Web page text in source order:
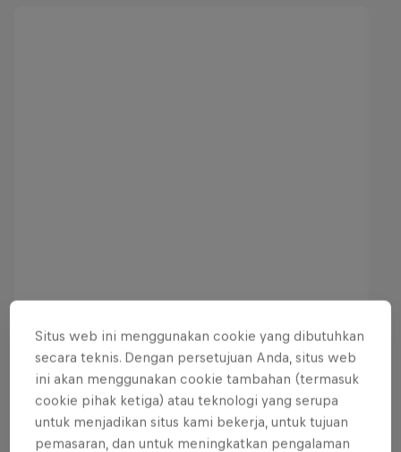
Situs web ini menggunakan cookie yang dibutuhkan
secara teknis. Dengan persetujuan Anda, situs web
ini akan menggunakan cookie tambahan (termasuk
cookie pihak ketiga) atau teknologi yang serupa
untuk menjadikan situs kami bekerja, untuk tujuan
pemasaran, dan untuk meningkatkan pengalaman